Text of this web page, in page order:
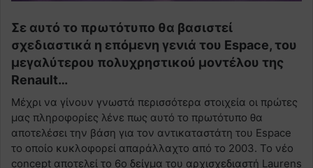
Σε αυτό το πρωτότυπο θα βασιστεί
σχεδιαστικά η επόμενη γενιά του Espace, του
μεγαλύτερου πολυχρηστικού μοντέλου της
Renault…
Μέχρι να γίνουν γνωστά περισσότερα στοιχεία οι πρώτες
μας πληροφορίες λένε πως αυτό το πρωτότυπο θα
αποτελέσει την βάση για τον αντικαταστάτη του Espace
το οποίο κυκλοφορεί απαράλλαχτο από το 2003. Το νέο
concept αποτελεί το 6ο δείγμα του αρχισχεδιαστή Laurens